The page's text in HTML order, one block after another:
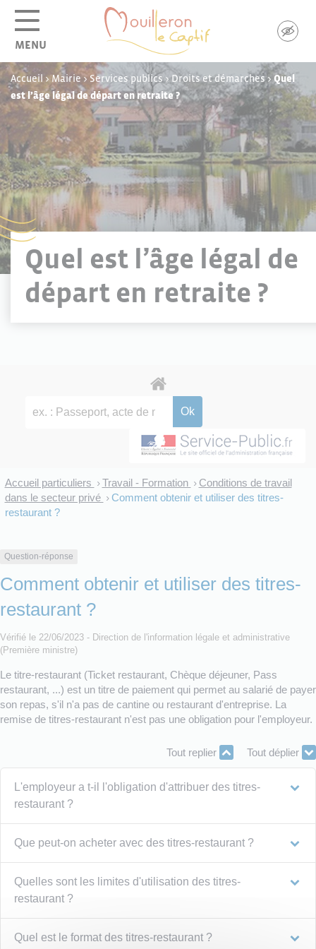
MENU
Accueil >Mairie> Services publics>Droits et démarches>Quel
est l’âge légal de départ en retraite ?
Quel est l’âge légal de
départ en retraite ?
Accueil particuliers > Travail - Formation > Conditions de travail
dans le secteur privé > Comment obtenir et utiliser des titres-
restaurant ?
Question-réponse
Comment obtenir et utiliser des titres-
restaurant ?
Vérifié le 22/06/2023 - Direction de l'information légale et administrative
(Première ministre)
Le titre-restaurant (Ticket restaurant, Chèque déjeuner, Pass
restaurant, ...) est un titre de paiement qui permet au salarié de payer
son repas, s'il n'a pas de cantine ou restaurant d'entreprise. La
remise de titres-restaurant n'est pas une obligation pour l'employeur.
Tout replier Tout déplier
L'employeur a t-il l'obligation d'attribuer des titres-
restaurant ?
Que peut-on acheter avec des titres-restaurant ?
Quelles sont les limites d'utilisation des titres-
restaurant ?
Quel est le format des titres-restaurant ?
Panneau de gestion des cookies